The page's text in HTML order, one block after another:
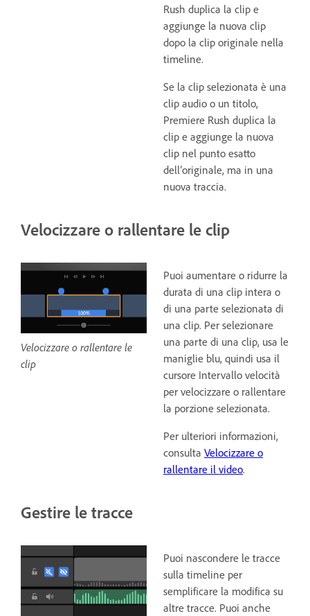
Rush duplica la clip e
aggiunge la nuova clip
dopo la clip originale nella
timeline.
Se la clip selezionata è una
clip audio o un titolo,
Premiere Rush duplica la
clip e aggiunge la nuova
clip nel punto esatto
dell’originale, ma in una
nuova traccia.
Velocizzare o rallentare le clip
Velocizzare o rallentare le
clip
Puoi aumentare o ridurre la
durata di una clip intera o
di una parte selezionata di
una clip. Per selezionare
una parte di una clip, usa le
maniglie blu, quindi usa il
cursore Intervallo velocità
per velocizzare o rallentare
la porzione selezionata.
Per ulteriori informazioni,
consulta Velocizzare o
rallentare il video.
Gestire le tracce
Puoi nascondere le tracce
sulla timeline per
semplificare la modifica su
altre tracce. Puoi anche